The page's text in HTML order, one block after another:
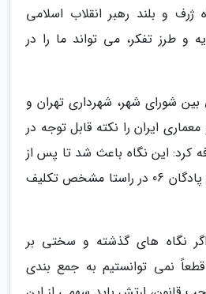
ژرف و بلند رهبر انقلاب اسلامی
و طرز تفکر، می تواند ما را در
شورای شهر، شهرداری تهران و
ایران را نکته قابل توجه در
کرد: این نگاه باعث شد تا پس از
یک وقفه 10 ساله، انتقال پادگان 06 در راستا مشخص تکلیف
اگر نگاه های گذشته و سختی بر
نمی توانستیم به جمع بندی